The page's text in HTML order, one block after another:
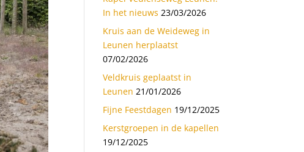
In het nieuws 23/03/2026
Kruis aan de Weideweg in
Leunen herplaatst
07/02/2026
Veldkruis geplaatst in
Leunen 21/01/2026
Fijne Feestdagen 19/12/2025
Kerstgroepen in de kapellen
19/12/2025